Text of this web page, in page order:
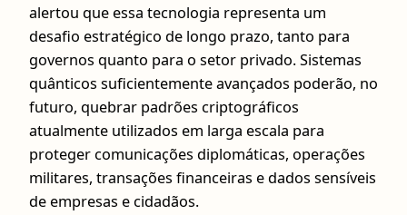
alertou que essa tecnologia representa um
desafio estratégico de longo prazo, tanto para
governos quanto para o setor privado. Sistemas
quânticos suficientemente avançados poderão, no
futuro, quebrar padrões criptográficos
atualmente utilizados em larga escala para
proteger comunicações diplomáticas, operações
militares, transações financeiras e dados sensíveis
de empresas e cidadãos.